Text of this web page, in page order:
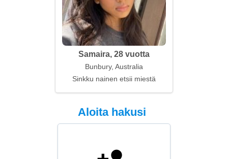
Samaira, 28 vuotta
Bunbury, Australia
Sinkku nainen etsii miestä
Aloita hakusi